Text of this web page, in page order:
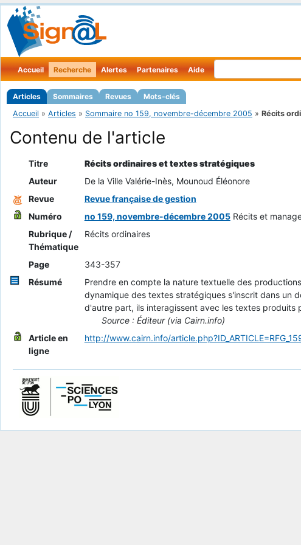
Accueil Recherche
Articles Sommaires Revues Mots-clés
Alertes Partenaires Aide
Accueil » Articles » Sommaire no 159, novembre-décembre 2005 » Récits
Contenu de l'article
Titre
Récits ordinaires et textes stratégiques
Auteur
De la Ville Valérie-Inès, Mounoud Éléonore
Revue
Revue française de gestion
Numéro
no 159, novembre-décembre 2005 Récits et
Rubrique /
Thématique
Récits ordinaires
Page
343-357
Résumé
Prendre en compte la nature textuelle des
dynamique des textes stratégiques s'inscrit dans un
d'autre part, ils interagissent avec les textes produits
Source : Éditeur (via Cairn.info)
Article en
ligne
http://www.cairn.info/